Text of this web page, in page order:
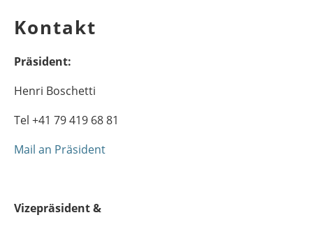
Kontakt
Präsident:
Henri Boschetti
Tel +41 79 419 68 81
Mail an Präsident
Vizepräsident &